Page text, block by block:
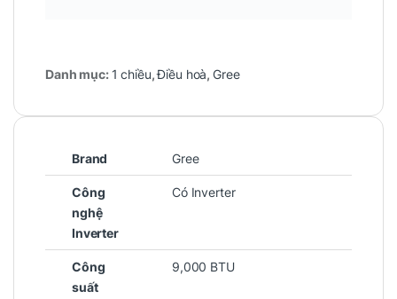
Danh mục: 1 chiều,Điều hoà, Gree
Brand Gree
Công
nghệ
Inverter
Có Inverter
Công
suất
9,000 BTU